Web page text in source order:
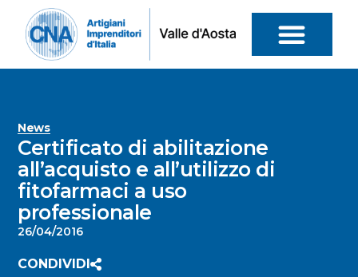
News
Certificato di abilitazione
all’acquisto e all’utilizzo di
fitofarmaci a uso
professionale
26/04/2016
CONDIVIDI